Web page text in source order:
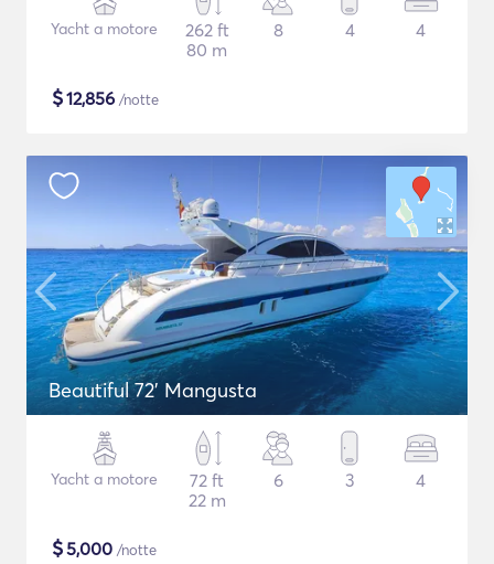
Yacht a motore
262 ft
80 m
8 4 4
$12,856 /notte
Beautiful 72' Mangusta
Yacht a motore
72 ft
22 m
6 3 4
$5,000 /notte